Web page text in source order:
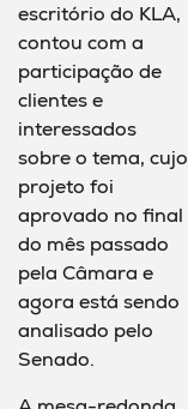
escritório do KLA,
contou com a
participação de
clientes e
interessados
sobre o tema, cujo
projeto foi
aprovado no final
do mês passado
pela Câmara e
agora está sendo
analisado pelo
Senado.